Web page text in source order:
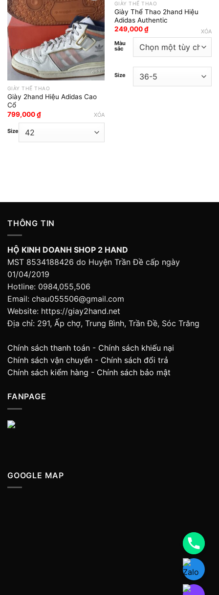
Add to wishlist
GIÀY THỂ THAO
Giày 2hand Hiệu Adidas Cao
Cổ
799,000₫
Size
XÓA
Add to wishlist
GIÀY THỂ THAO
Giày Thể Thao 2hand Hiệu
Adidas Authentic
249,000₫
Màu
sắc
Size
XÓA
THÔNG TIN
HỘ KINH DOANH SHOP 2 HAND
MST 8534188426 do Huyện Trần Đề cấp ngày
01/04/2019
Hotline: 0984,055,506
Email: chau055506@gmail.com
Website: https://giay2hand.net
Địa chỉ: 291, Ấp chợ, Trung Bình, Trần Đề, Sóc Trăng
Chính sách thanh toán - Chính sách khiếu nại
Chính sách vận chuyển - Chính sách đổi trả
Chính sách kiểm hàng - Chính sách bảo mật
FANPAGE
GOOGLE MAP